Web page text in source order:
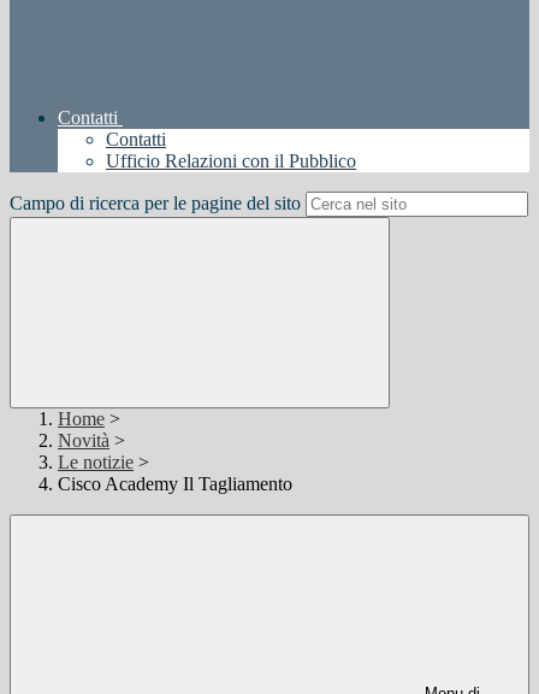
Contatti
Contatti
Ufficio Relazioni con il Pubblico
Campo di ricerca per le pagine del sito
Home >
Novità >
Le notizie >
Cisco Academy Il Tagliamento